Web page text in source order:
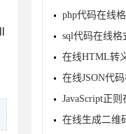
php代码在线
sql代码在线
在线HTML转
在线JSON代
JavaScript正
在线生成二维